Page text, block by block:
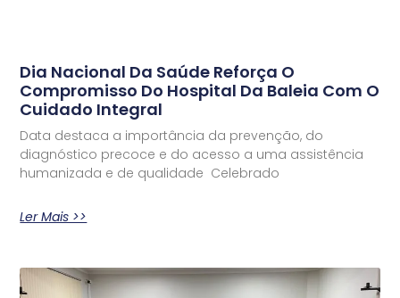
Dia Nacional Da Saúde Reforça O
Compromisso Do Hospital Da Baleia Com O
Cuidado Integral
Data destaca a importância da prevenção, do
diagnóstico precoce e do acesso a uma assistência
humanizada e de qualidade Celebrado
Ler Mais >>